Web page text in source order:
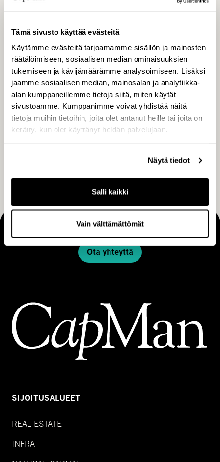
Tämä sivusto käyttää evästeitä
Käytämme evästeitä tarjoamamme sisällön ja mainosten
räätälöimiseen, sosiaalisen median ominaisuuksien
tukemiseen ja kävijämäärämme analysoimiseen. Lisäksi
jaamme sosiaalisen median, mainosalan ja analytiikka-
alan kumppaneillemme tietoja siitä, miten käytät
sivustoamme. Kumppanimme voivat yhdistää näitä
tietoja muihin tietoihin, joita olet antanut heille tai joita on
kerätty, kun olet käyttänyt heidän palvelujaan.
Näytä tiedot
Salli kaikki
Vain välttämättömät
Hallinnointi
IR-kalenteri
TILAA
MAKING THINGS HAPPEN
Ota yhteyttä
SIJOITUSALUEET
REAL ESTATE
INFRA